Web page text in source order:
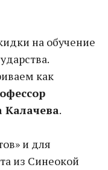
на обучение
как
Калачева.
и для
из Синеокой